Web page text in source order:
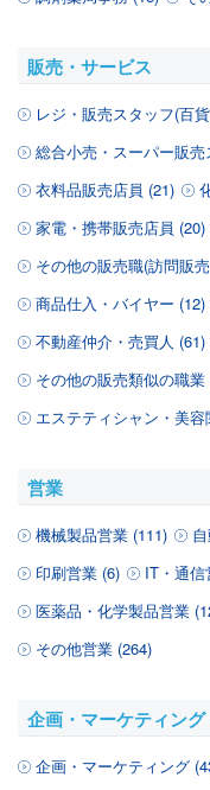
販売・サービス
レジ・販売スタッフ(百
総合小売・スーパー販
衣料品販売店員 (21)
家電・携帯販売店員 (20)
その他の販売職(訪問販
商品仕入・バイヤー (12)
不動産仲介・売買人 (61)
その他の販売類似の職業
エステティシャン・美
営業
機械製品営業 (111)
印刷営業 (6)
IT・通信
医薬品・化学製品営業
その他営業 (264)
企画・マーケティン
企画・マーケティング